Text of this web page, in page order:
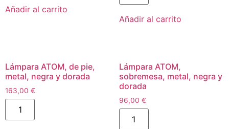
Añadir al carrito
Añadir al carrito
Lámpara ATOM, de pie,
metal, negra y dorada
163,00 €
Lámpara ATOM,
sobremesa, metal, negra y
dorada
96,00 €